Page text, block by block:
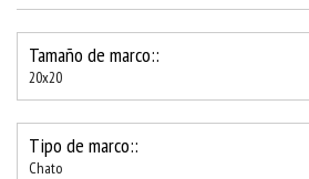
Tamaño de marco::
20x20
Tipo de marco::
Chato